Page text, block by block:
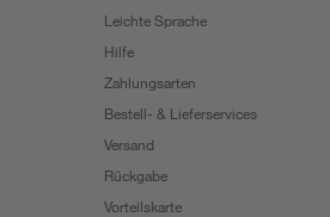
Leichte Sprache
Hilfe
Zahlungsarten
Bestell- & Lieferservices
Versand
Rückgabe
Vorteilskarte